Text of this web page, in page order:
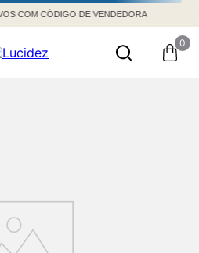
COM CÓDIGO DE VENDEDORA
0